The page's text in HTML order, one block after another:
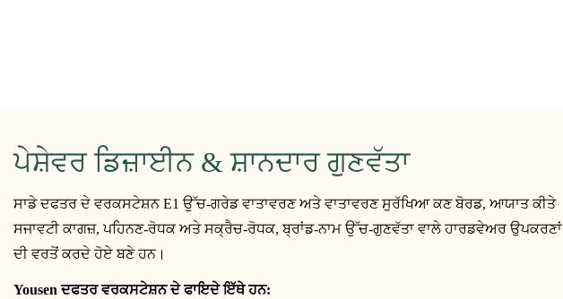
ਪੇਸ਼ੇਵਰ ਡਿਜ਼ਾਈਨ & ਸ਼ਾਨਦਾਰ ਗੁਣਵੱਤਾ
ਸਾਡੇ ਦਫਤਰ ਦੇ ਵਰਕਸਟੇਸ਼ਨ E1 ਉੱਚ-ਗਰੇਡ ਵਾਤਾਵਰਣ ਅਤੇ ਵਾਤਾਵਰਣ ਸੁਰੱਖਿਆ ਕਣ ਬੋਰਡ, ਆਯਾਤ ਕੀਤੇ
ਸਜਾਵਟੀ ਕਾਗਜ਼, ਪਹਿਨਣ-ਰੋਧਕ ਅਤੇ ਸਕ੍ਰੈਚ-ਰੋਧਕ, ਬ੍ਰਾਂਡ-ਨਾਮ ਉੱਚ-ਗੁਣਵੱਤਾ ਵਾਲੇ ਹਾਰਡਵੇਅਰ ਉਪਕਰਣਾਂ
ਦੀ ਵਰਤੋਂ ਕਰਦੇ ਹੋਏ ਬਣੇ ਹਨ।
Yousen ਦਫਤਰ ਵਰਕਸਟੇਸ਼ਨ ਦੇ ਫਾਇਦੇ ਇੱਥੇ ਹਨ: